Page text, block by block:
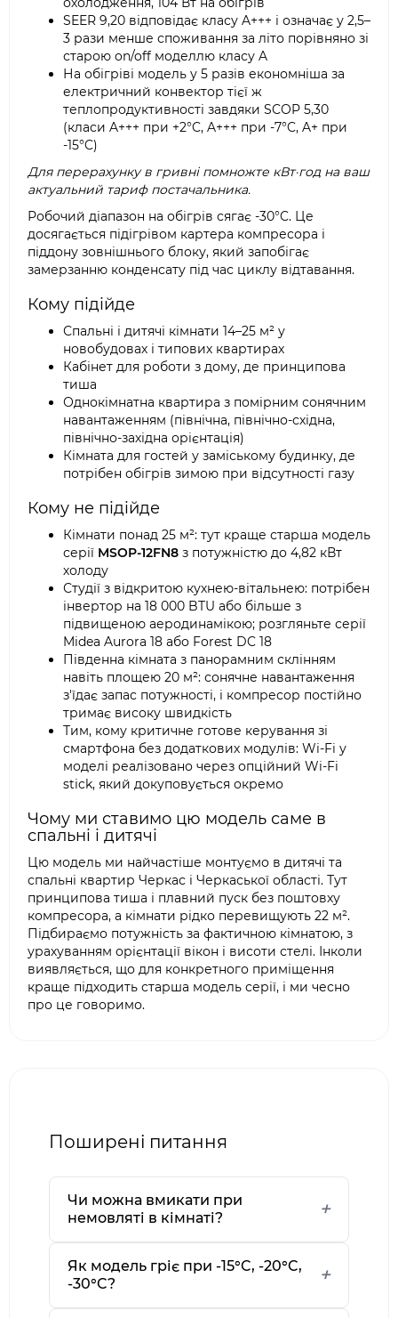
SEER 9,20 відповідає класу A+++ і означає у 2,5–
3 рази менше споживання за літо порівняно зі
старою on/off моделлю класу A
На обігріві модель у 5 разів економніша за
електричний конвектор тієї ж
теплопродуктивності завдяки SCOP 5,30
(класи A+++ при +2°C, A+++ при -7°C, A+ при
-15°C)
Для перерахунку в гривні помножте кВт·год на ваш
актуальний тариф постачальника.
Робочий діапазон на обігрів сягає -30°C. Це
досягається підігрівом картера компресора і
піддону зовнішнього блоку, який запобігає
замерзанню конденсату під час циклу відтавання.
Кому підійде
Спальні і дитячі кімнати 14–25 м² у
новобудовах і типових квартирах
Кабінет для роботи з дому, де принципова
тиша
Однокімнатна квартира з помірним сонячним
навантаженням (північна, північно-східна,
північно-західна орієнтація)
Кімната для гостей у заміському будинку, де
потрібен обігрів зимою при відсутності газу
Кому не підійде
Кімнати понад 25 м²: тут краще старша модель
серії MSOP-12FN8 з потужністю до 4,82 кВт
холоду
Студії з відкритою кухнею-вітальнею: потрібен
інвертор на 18 000 BTU або більше з
підвищеною аеродинамікою; розгляньте серії
Midea Aurora 18 або Forest DC 18
Південна кімната з панорамним склінням
навіть площею 20 м²: сонячне навантаження
з'їдає запас потужності, і компресор постійно
тримає високу швидкість
Тим, кому критичне готове керування зі
смартфона без додаткових модулів: Wi-Fi у
моделі реалізовано через опційний Wi-Fi
stick, який докуповується окремо
Чому ми ставимо цю модель саме в
спальні і дитячі
Цю модель ми найчастіше монтуємо в дитячі та
спальні квартир Черкас і Черкаської області. Тут
принципова тиша і плавний пуск без поштовху
компресора, а кімнати рідко перевищують 22 м².
Підбираємо потужність за фактичною кімнатою, з
урахуванням орієнтації вікон і висоти стелі. Інколи
виявляється, що для конкретного приміщення
краще підходить старша модель серії, і ми чесно
про це говоримо.
Поширені питання
Чи можна вмикати при
немовляті в кімнаті?
Як модель гріє при -15°C, -20°C,
-30°C?